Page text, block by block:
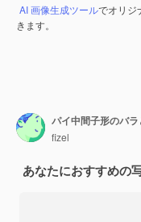
AI 画像生成ツールでオリジ
きます。
fizel
あなたにおすすめの